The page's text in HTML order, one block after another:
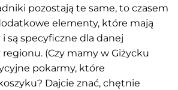
pozostają te same, to czasem
elementy, które mają
są specyficzne dla danej
(Czy mamy w Giżycku
pokarmy, które
Dajcie znać, chętnie